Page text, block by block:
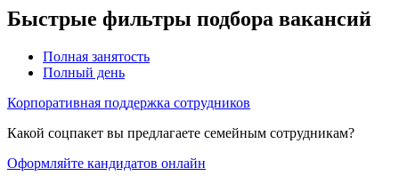
Быстрые фильтры подбора вакансий
Полная занятость
Полный день
Корпоративная поддержка сотрудников
Какой соцпакет вы предлагаете семейным сотрудникам?
Оформляйте кандидатов онлайн